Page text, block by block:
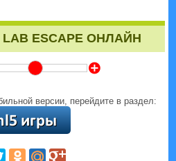
LAB ESCAPE ОНЛАЙН
Z
версии, перейдите в раздел: